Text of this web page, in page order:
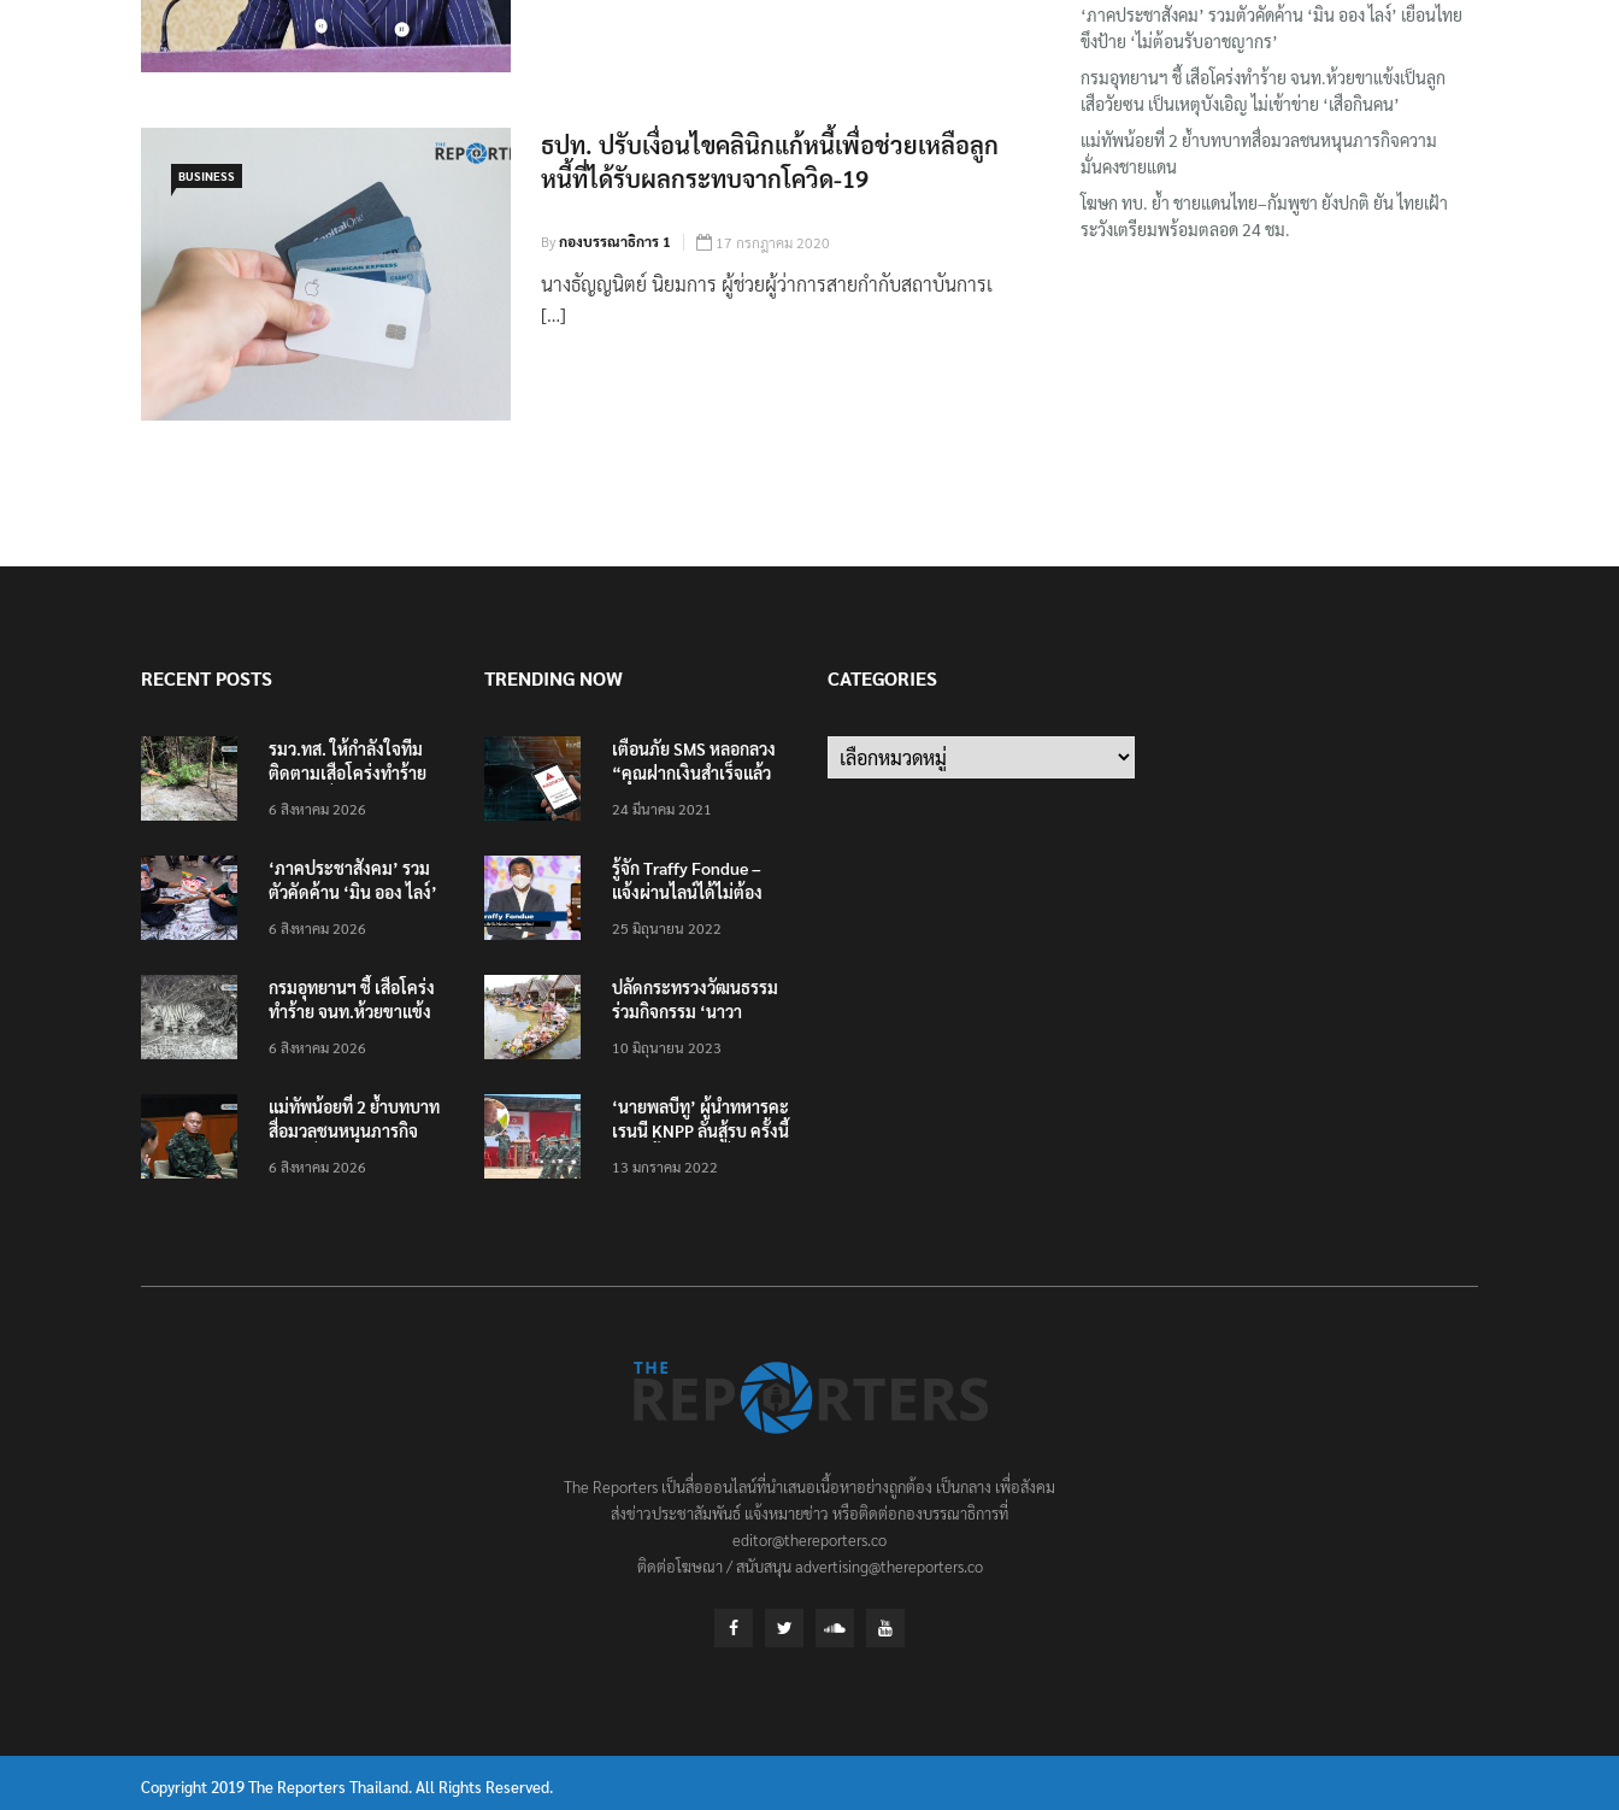
BUSINESS
ธปท. ปรับเงื่อนไขคลินิกแก้หนี้เพื่อช่วยเหลือลูก
หนี้ที่ได้รับผลกระทบจากโควิด-19
Byกองบรรณาธิการ 1 17 กรกฎาคม 2020
นางธัญญนิตย์ นิยมการ ผู้ช่วยผู้ว่าการสายกำกับสถาบันการเ
[…]
‘ภาคประชาสังคม’ รวมตัวคัดค้าน ‘มิน ออง ไลง์’ เยือนไทย
ขึงป้าย ‘ไม่ต้อนรับอาชญากร’
กรมอุทยานฯ ชี้ เสือโคร่งทำร้าย จนท.ห้วยขาแข้งเป็นลูก
เสือวัยซน เป็นเหตุบังเอิญ ไม่เข้าข่าย ‘เสือกินคน’
แม่ทัพน้อยที่ 2 ย้ำบทบาทสื่อมวลชนหนุนภารกิจความ
มั่นคงชายแดน
โฆษก ทบ. ย้ำ ชายแดนไทย–กัมพูชา ยังปกติ ยัน ไทยเฝ้า
ระวังเตรียมพร้อมตลอด 24 ชม.
RECENT POSTS
รมว.ทส. ให้กำลังใจทีม
ติดตามเสือโคร่งทำร้าย
6 สิงหาคม 2026
‘ภาคประชาสังคม’ รวม
ตัวคัดค้าน ‘มิน ออง ไลง์’
ต้อนรับอาชญากร’
6 สิงหาคม 2026
กรมอุทยานฯ ชี้ เสือโคร่ง
ทำร้าย จนท.ห้วยขาแข้ง
บังเอิญ ไม่เข้าข่าย ‘เสือ
6 สิงหาคม 2026
แม่ทัพน้อยที่ 2 ย้ำบทบาท
สื่อมวลชนหนุนภารกิจ
6 สิงหาคม 2026
TRENDING NOW
เตือนภัย SMS หลอกลวง
“คุณฝากเงินสำเร็จแล้ว
200,000 บาท”
24 มีนาคม 2021
รู้จัก Traffy Fondue –
แจ้งผ่านไลน์ได้ไม่ต้อง
ทั่วไทย ไม่ใช่แค่ในกรุง
25 มิถุนายน 2022
ปลัดกระทรวงวัฒนธรรม
ร่วมกิจกรรม ‘นาวา
ตักบาตรทางน้ำ
10 มิถุนายน 2023
‘นายพลบีทู’ ผู้นำทหารคะ
เรนนี KNPP ลั่นสู้รบ ครั้งนี้
ประชาชนต้องชนะ
13 มกราคม 2022
CATEGORIES
Categories
The Reporters เป็นสื่อออนไลน์ที่นำเสนอเนื้อหาอย่างถูกต้อง เป็นกลาง เพื่อสังคม
ส่งข่าวประชาสัมพันธ์ แจ้งหมายข่าว หรือติดต่อกองบรรณาธิการที่
editor@thereporters.co
ติดต่อโฆษณา / สนับสนุน advertising@thereporters.co
Copyright 2019 The Reporters Thailand. All Rights Reserved.